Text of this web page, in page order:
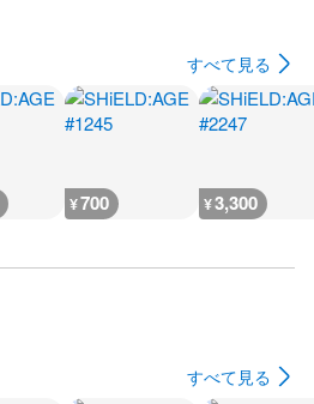
すべて見る
¥700 ¥3,300
すべて見る